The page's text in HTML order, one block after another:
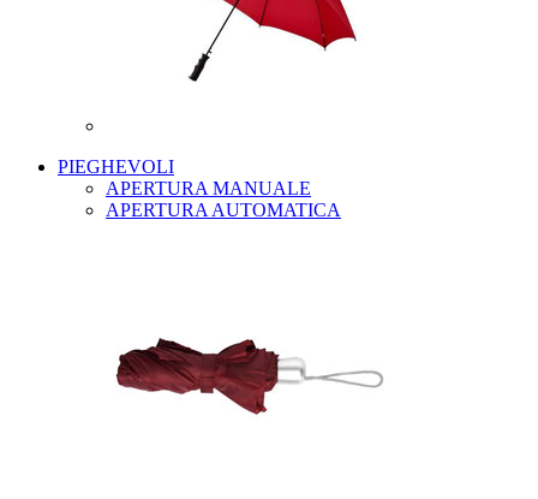
PIEGHEVOLI
APERTURA MANUALE
APERTURA AUTOMATICA